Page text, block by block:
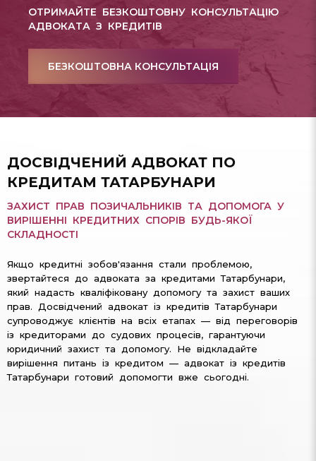
ОТРИМАЙТЕ БЕЗКОШТОВНУ КОНСУЛЬТАЦІЮ
АДВОКАТА З КРЕДИТІВ
БЕЗКОШТОВНА КОНСУЛЬТАЦІЯ
ДОСВІДЧЕНИЙ АДВОКАТ ПО
КРЕДИТАМ ТАТАРБУНАРИ
ЗАХИСТ ПРАВ ПОЗИЧАЛЬНИКІВ ТА ДОПОМОГА У
ВИРІШЕННІ КРЕДИТНИХ СПОРІВ БУДЬ-ЯКОЇ
СКЛАДНОСТІ
Якщо кредитні зобов'язання стали проблемою,
звертайтеся до адвоката за кредитами Татарбунари,
який надасть кваліфіковану допомогу та захист ваших
прав. Досвідчений адвокат із кредитів Татарбунари
супроводжує клієнтів на всіх етапах — від переговорів
із кредиторами до судових процесів, гарантуючи
юридичний захист та допомогу. Не відкладайте
вирішення питань із кредитом — адвокат із кредитів
Татарбунари готовий допомогти вже сьогодні.